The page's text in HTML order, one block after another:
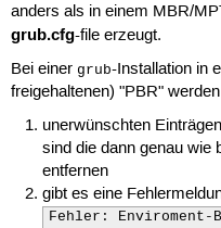
anders als in einem MBR/
grub.cfg-file erzeugt.
Bei einer grub-Installation in
freigehaltenen) "PBR" werden
unerwünschten
sind die dann genau wie
entfernen
gibt es eine
Fehler: